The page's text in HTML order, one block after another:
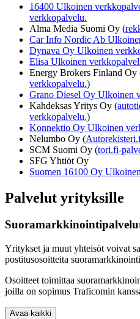
16400 Ulkoinen
verkkopalvelu.
Alma Media Suomi Oy (
Car Info Nordic Ab
Dynava Oy Ulkoinen
Elisa Ulkoinen
Energy Brokers Finland Oy
verkkopalvelu.)
Grano Diesel Oy Ulkoinen
Kahdeksas Yritys Oy (
verkkopalvelu.)
Konnektio Oy Ulkoinen
Nelumbo Oy (
SCM Suomi Oy (tori.fi-
SFG Yhtiöt Oy
Suomen 16100 Oy
Palvelut yrityksille
Yritykset ja muut yhteisöt voivat
postitusosoitteita
Osoitteet toimittaa
joilla on sopimus Traficomin
Avaa kaikki